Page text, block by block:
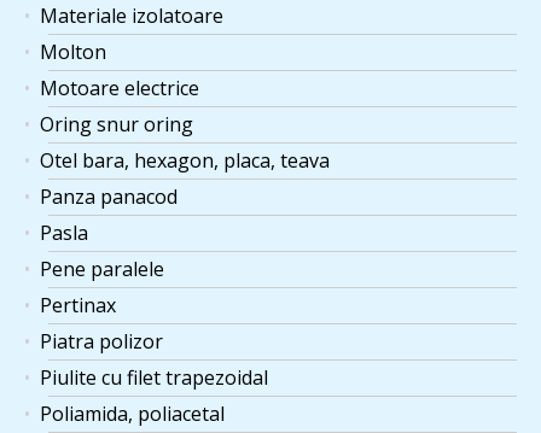
Materiale izolatoare
Molton
Motoare electrice
Oring snur oring
Otel bara, hexagon, placa, teava
Panza panacod
Pasla
Pene paralele
Pertinax
Piatra polizor
Piulite cu filet trapezoidal
Poliamida, poliacetal